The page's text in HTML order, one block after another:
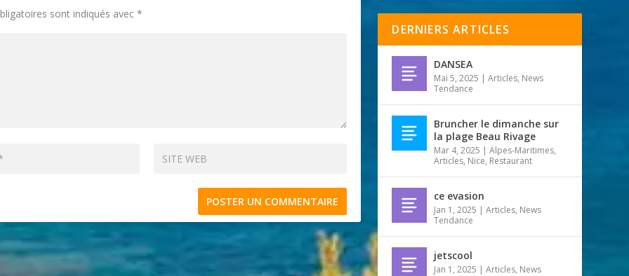
sont indiqués avec*
DERNIERS ARTICLES
DANSEA
Mai 5, 2025 |Articles, News
Tendance
Bruncher le dimanche sur
la plage Beau Rivage
Mar 4, 2025 |Alpes-Maritimes,
Articles, Nice, Restaurant
ce evasion
Jan 1, 2025 |Articles, News
Tendance
jetscool
Jan 1, 2025 |Articles, News